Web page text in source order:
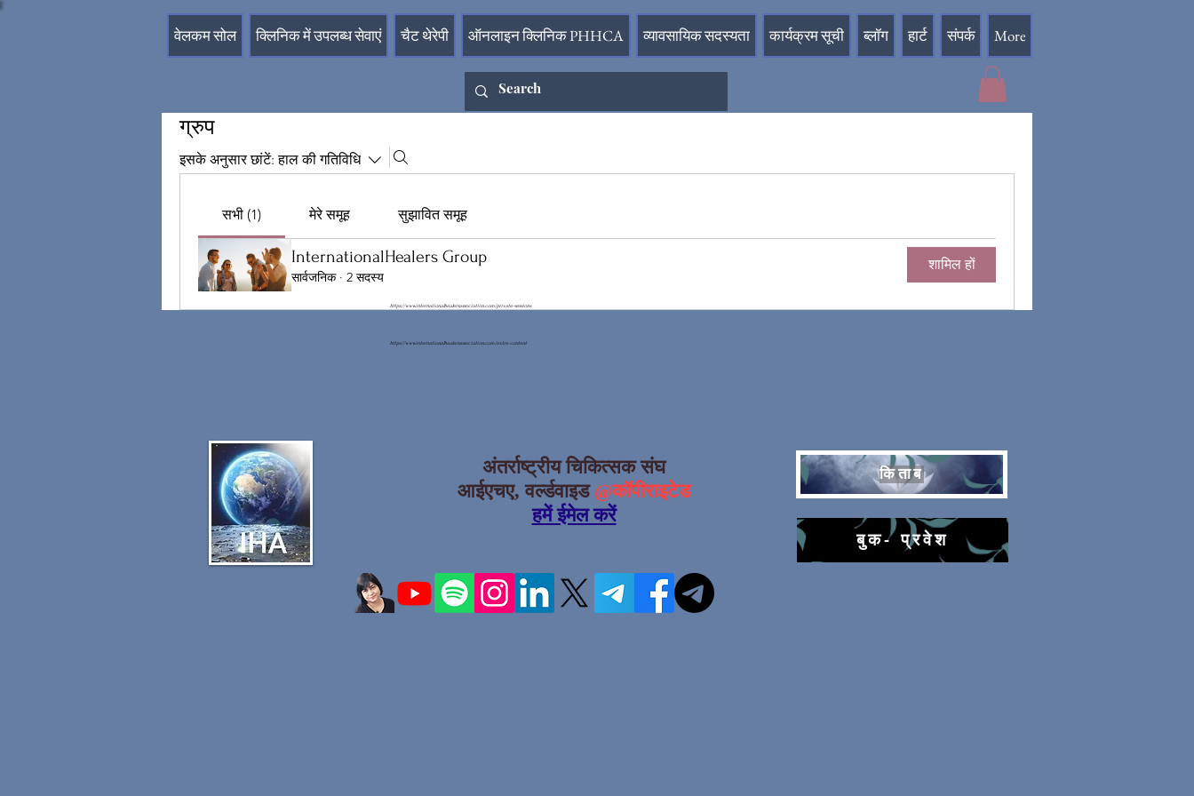
वेलकम सोल क्लिनिक में उपलब्ध सेवाएं चैट थेरेपी ऑनलाइन क्लिनिक PHHCA व्यावसायिक सदस्यता कार्यक्रम सूची ब्लॉग हार्ट संपर्क More
ग्रुप
इसके अनुसार छांटें: हाल की गतिविधि
सभी (1) मेरे समूह सुझावित समूह
InternationalHealers Group
सार्वजनिक · 2 सदस्य
शामिल हों
https://www.internationalhealersassociation.com/private-sessions
https://www.internationalhealersassociation.com/extra-content
अंतर्राष्ट्रीय चिकित्सक संघ
आईएचए, वर्ल्डवाइड @कॉपीराइटेड
हमें ईमेल करें
किताब
बुक- प्रवेश